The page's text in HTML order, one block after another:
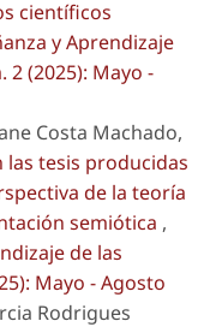
científicos
y Aprendizaje
2 (2025): Mayo -
Costa Machado,
las tesis producidas
de la teoría
semiótica ,
de las
Mayo - Agosto
Rodrigues